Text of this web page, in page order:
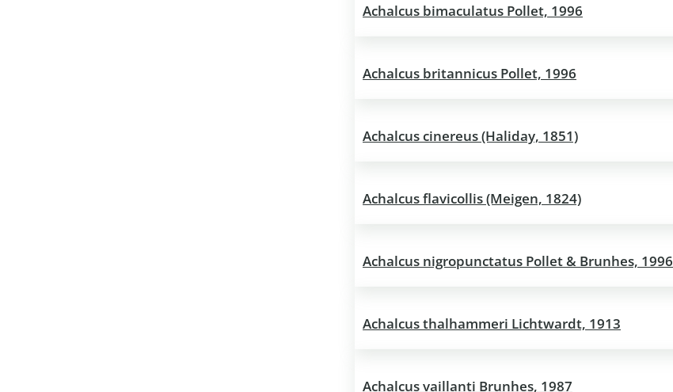
Zünslerfalter
Achalcus bimaculatus Pollet, 1996
Achalcus britannicus Pollet, 1996
Achalcus cinereus (Haliday, 1851)
Achalcus flavicollis (Meigen, 1824)
Achalcus nigropunctatus Pollet & Brunhes, 1996
Achalcus thalhammeri Lichtwardt, 1913
Achalcus vaillanti Brunhes, 1987